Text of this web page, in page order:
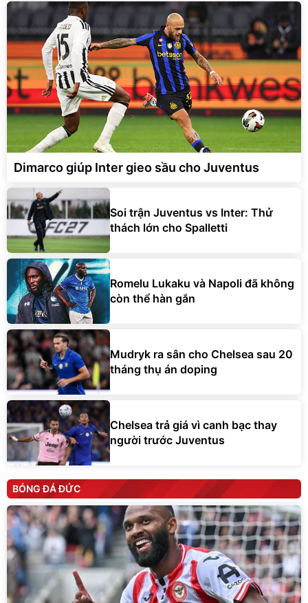
Dimarco giúp Inter gieo sầu cho Juventus
Soi trận Juventus vs Inter: Thử
thách lớn cho Spalletti
Romelu Lukaku và Napoli đã không
còn thể hàn gắn
Mudryk ra sân cho Chelsea sau 20
tháng thụ án doping
Chelsea trả giá vì canh bạc thay
người trước Juventus
BÓNG ĐÁ ĐỨC